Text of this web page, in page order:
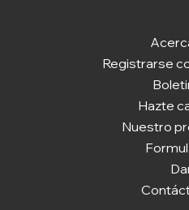
Registrarse
Hazte
Nuestro